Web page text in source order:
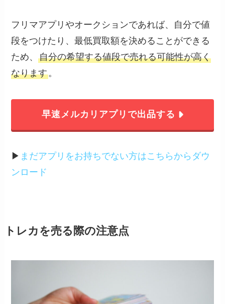
フリマアプリやオークションであれば、自分で値
段をつけたり、最低買取額を決めることができる
ため、自分の希望する値段で売れる可能性が高く
なります。
早速メルカリアプリで出品する
▶︎ まだアプリをお持ちでない方はこちらからダウ
ンロード
トレカを売る際の注意点